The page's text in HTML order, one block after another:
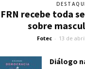
recebe toda
sobre
Fotec - 13 de
Diálogo